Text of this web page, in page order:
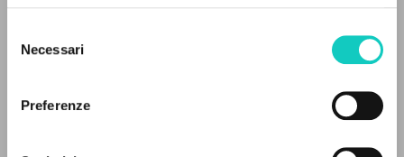
delNecessari
Preferenze
Società Cooperativa Editoriale Nuovo Mondo/Universal
Italiano